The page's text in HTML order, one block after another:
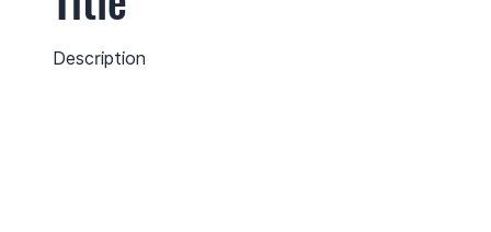
Description